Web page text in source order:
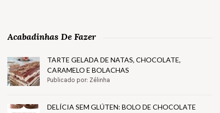
Acabadinhas De Fazer
TARTE GELADA DE NATAS, CHOCOLATE,
CARAMELO E BOLACHAS
Publicado por: Zélinha
DELÍCIA SEM GLÚTEN: BOLO DE CHOCOLATE